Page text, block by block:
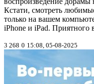
Кстати, смотреть
только на вашем
iPhone и iPad. Приятного
3 268 0 15:08, 05-08-2025